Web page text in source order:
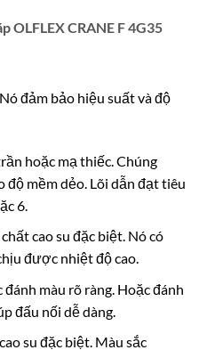
OLFLEX CRANE F 4G35
đảm bảo hiệu suất và độ
hoặc mạ thiếc. Chúng
mềm dẻo. Lõi dẫn đạt tiêu
6.
cao su đặc biệt.Nó có
được nhiệt độ cao.
màu rõ ràng. Hoặc đánh
đấu nối dễ dàng.
su đặc biệt.Màu sắc